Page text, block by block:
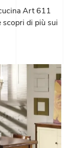
Art 611
scopri di più sui